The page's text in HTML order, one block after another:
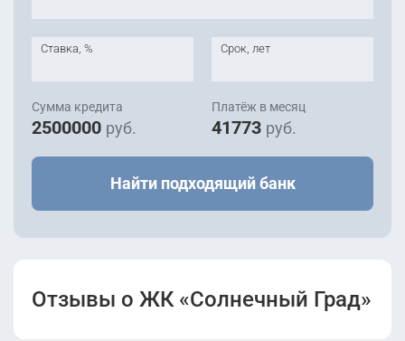
Ставка, % Срок, лет
Сумма кредита
2500000 руб.
Платёж в месяц
41773 руб.
Найти подходящий банк
Отзывы о ЖК «Солнечный Град»